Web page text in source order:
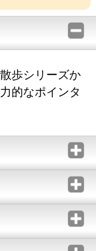
歩シリーズか
的なポインタ